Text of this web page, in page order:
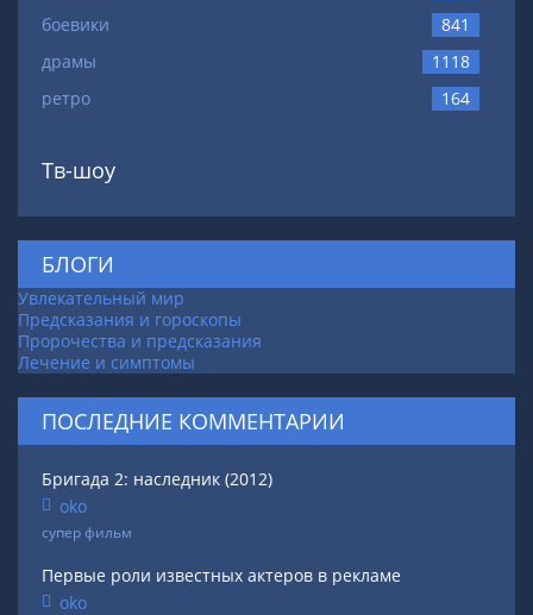
боевики
841
драмы
1118
ретро
164
Тв-шоу
БЛОГИ
Увлекательный мир
Предсказания и гороскопы
Пророчества и предсказания
Лечение и симптомы
ПОСЛЕДНИЕ КОММЕНТАРИИ
Бригада 2: наследник (2012)
oko
супер фильм
Первые роли известных актеров в рекламе
oko